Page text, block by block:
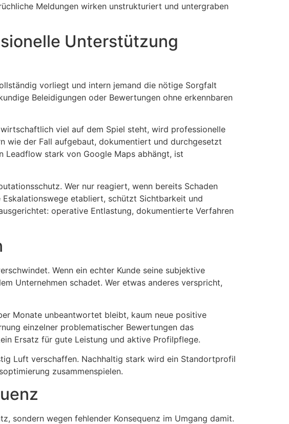
Meldungen wirken unstrukturiert und untergraben
Unterstützung
vorliegt und intern jemand die nötige Sorgfalt
Beleidigungen oder Bewertungen ohne erkennbaren
viel auf dem Spiel steht, wird professionelle
wie der Fall aufgebaut, dokumentiert und durchgesetzt
Leadflow stark von Google Maps abhängt, ist
Wer nur reagiert, wenn bereits Schaden
etabliert, schützt Sichtbarkeit und
operative Entlastung, dokumentierte Verfahren
Wenn ein echter Kunde seine subjektive
Unternehmen schadet. Wer etwas anderes verspricht,
Monate unbeantwortet bleibt, kaum neue positive
einzelner problematischer Bewertungen das
Ersatz für gute Leistung und aktive Profilpflege.
Luft verschaffen. Nachhaltig stark wird ein Standortprofil
zusammenspielen.
sondern wegen fehlender Konsequenz im Umgang damit.